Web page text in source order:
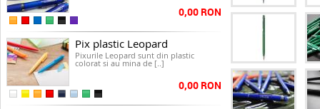
0,00 RON
Pix plastic Leopard
Pixurile Leopard sunt din plastic
colorat si au mina de [..]
0,00 RON